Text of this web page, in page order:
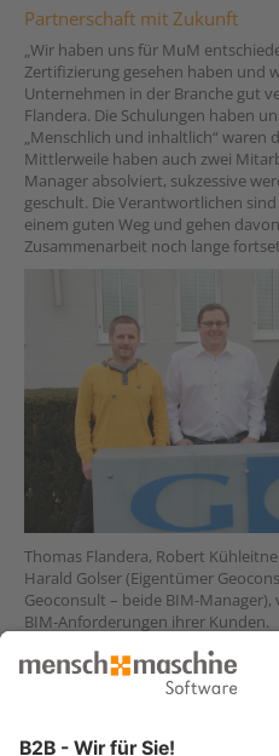
Partnerschaft mit Zukunft
„Wir haben uns für MuM
Zertifizierung gesehen haben und
Unternehmen in der Branche gut
Flandera. Die Schulungen haben
„Menschlich und inhaltlich“ waren
Mittlerweile haben auch zwei
Manager absolviert, sukzessive
geschult. Die Verantwortlichen
einem guten Weg und gehen
Zusammenarbeit noch lange
Thomas Flandera, Robert
Harald Golser (Eigentümer
Geoconsult – beide BIM-
BIM-Anforderungen ihrer Kunden.
Sie haben ähnliche
Jetzt Kontakt aufnehmen